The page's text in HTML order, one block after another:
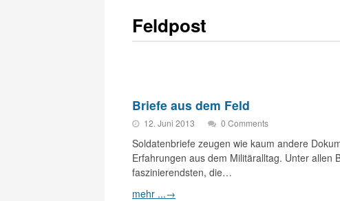
Feldpost
Briefe aus dem Feld
12. Juni 2013 0 Comments
Soldatenbriefe zeugen wie kaum andere
Erfahrungen aus dem Militäralltag. Unter allen
faszinierendsten, die…
mehr ...→